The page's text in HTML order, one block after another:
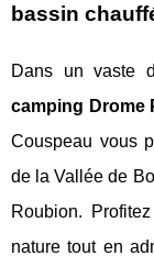
bassin
Dans un vaste
camping Drome
Couspeau vous
de la Vallée de
Roubion.
nature tout en